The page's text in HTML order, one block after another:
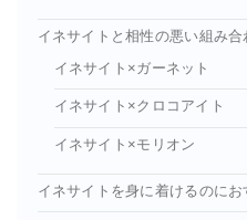
イネサイトと相性の悪い組み合
イネサイト×ガーネット
イネサイト×クロコアイト
イネサイト×モリオン
イネサイトを身に着けるのに